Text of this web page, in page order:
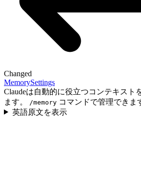
Changed
MemorySettings
Claudeは自動的に役立つコンテキスト
ます。
/memory コマンドで管理できま
英語原文を表示